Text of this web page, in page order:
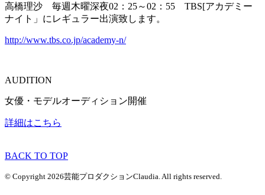
高橋理沙 毎週木曜深夜02：25～02：55 TBS[アカデミー
ナイト」にレギュラー出演致します。
http://www.tbs.co.jp/academy-n/
AUDITION
女優・モデルオーディション開催
詳細はこちら
BACK TO TOP
© Copyright 2026芸能プロダクションClaudia. All rights reserved.